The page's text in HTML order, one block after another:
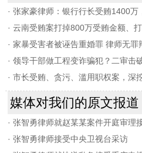
· 张家豪律师：银行行长受贿1400万
· 云南受贿案打掉800万受贿金额、
· 家暴受害者被诬告重婚罪 律师无罪
· 领导干部做工程变诈骗犯？二审击
· 市长受贿、贪污、滥用职权案，深
媒体对我们的原文报道
· 张智勇律师就赵某某案件开庭审理
· 张智勇律师接受中央卫视台采访